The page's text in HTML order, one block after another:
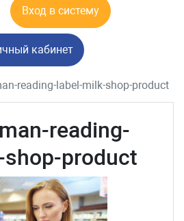
Вход в систему
кабинет
reading-label-milk-shop-product
reading-
product